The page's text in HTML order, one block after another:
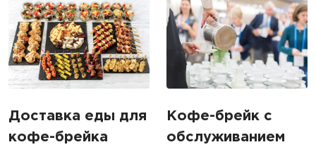
Доставка еды для
кофе-брейка
Кофе-брейк c
обслуживанием